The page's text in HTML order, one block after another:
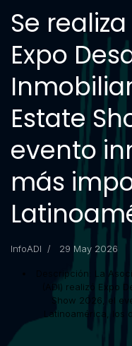
Se
Expo
Estate
evento
más
InfoADI 29 May 2026
Descripción:
La
(ADI) realizó Expo
Show 2026, el
Latinoamérica, los